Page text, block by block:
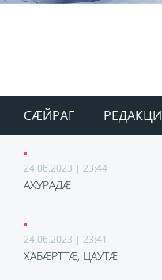
СÆЙРАГ РЕДАКЦИ
24.06.2023 | 23:44
АХУРАДÆ
24.06.2023 | 23:41
ХАБÆРТТÆ, ЦАУТÆ